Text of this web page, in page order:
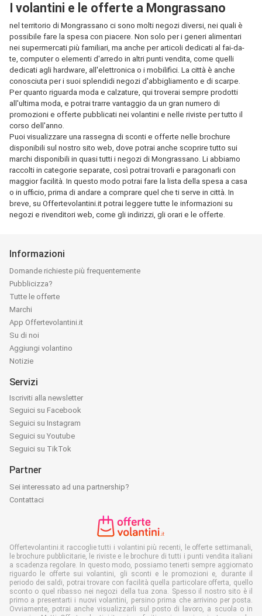
I volantini e le offerte a Mongrassano
nel territorio di Mongrassano ci sono molti negozi diversi, nei quali è
possibile fare la spesa con piacere. Non solo per i generi alimentari
nei supermercati più familiari, ma anche per articoli dedicati al fai-da-
te, computer o elementi d'arredo in altri punti vendita, come quelli
dedicati agli hardware, all'elettronica o i mobilifici. La città è anche
conosciuta per i suoi splendidi negozi d'abbigliamento e di scarpe.
Per quanto riguarda moda e calzature, qui troverai sempre prodotti
all'ultima moda, e potrai trarre vantaggio da un gran numero di
promozioni e offerte pubblicati nei volantini e nelle riviste per tutto il
corso dell'anno.
Puoi visualizzare una rassegna di sconti e offerte nelle brochure
disponibili sul nostro sito web, dove potrai anche scoprire tutto sui
marchi disponibili in quasi tutti i negozi di Mongrassano. Li abbiamo
raccolti in categorie separate, così potrai trovarli e paragonarli con
maggior facilità. In questo modo potrai fare la lista della spesa a casa
o in ufficio, prima di andare a comprare quel che ti serve in città. In
breve, su Offertevolantini.it potrai leggere tutte le informazioni su
negozi e rivenditori web, come gli indirizzi, gli orari e le offerte.
Informazioni
Domande richieste più frequentemente
Pubblicizza?
Tutte le offerte
Marchi
App Offertevolantini.it
Su di noi
Aggiungi volantino
Notizie
Servizi
Iscriviti alla newsletter
Seguici su Facebook
Seguici su Instagram
Seguici su Youtube
Seguici su TikTok
Partner
Sei interessato ad una partnership?
Contattaci
Offertevolantini.it raccoglie tutti i volantini più recenti, le offerte settimanali,
le brochure pubblicitarie, le riviste e le brochure di tutti i punti vendita italiani
a scadenza regolare. In questo modo, possiamo tenerti sempre aggiornato
riguardo le offerte sui volantini, gli sconti e le promozioni e, durante il
periodo dei saldi, potrai trovare con facilità quella particolare offerta, quello
sconto o quel ribasso nei negozi della tua zona. Spesso il nostro sito è il
primo a presentarti i nuovi volantini, persino prima che arrivino per posta.
Ovviamente, potrai anche visualizzarli sul posto di lavoro, a scuola o in